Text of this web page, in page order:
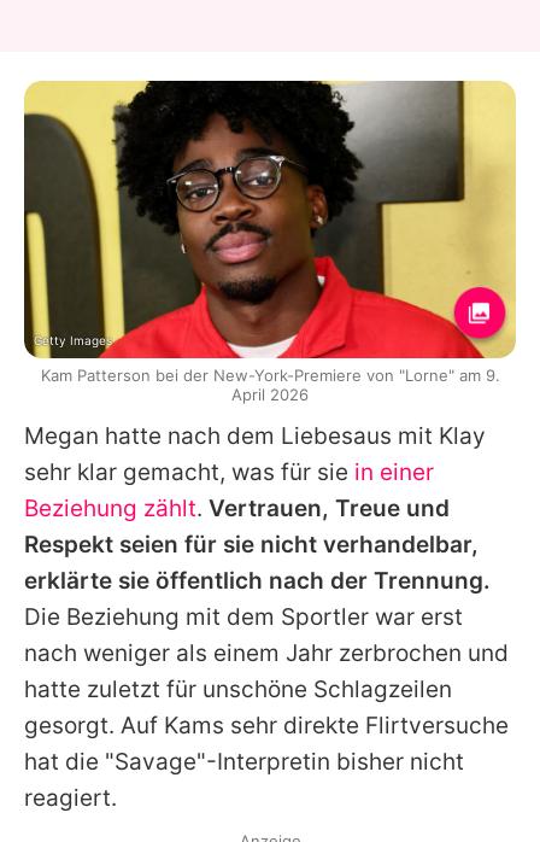
Megan hatte nach dem Liebesaus mit Klay
sehr klar gemacht, was für sie in einer
Beziehung zählt. Vertrauen, Treue und
Respekt seien für sie nicht verhandelbar,
erklärte sie öffentlich nach der Trennung.
Die Beziehung mit dem Sportler war erst
nach weniger als einem Jahr zerbrochen und
hatte zuletzt für unschöne Schlagzeilen
gesorgt. Auf Kams sehr direkte Flirtversuche
hat die "Savage"-Interpretin bisher nicht
reagiert.
Getty Images
Kam Patterson bei der New-York-Premiere von "Lorne" am 9.
April 2026